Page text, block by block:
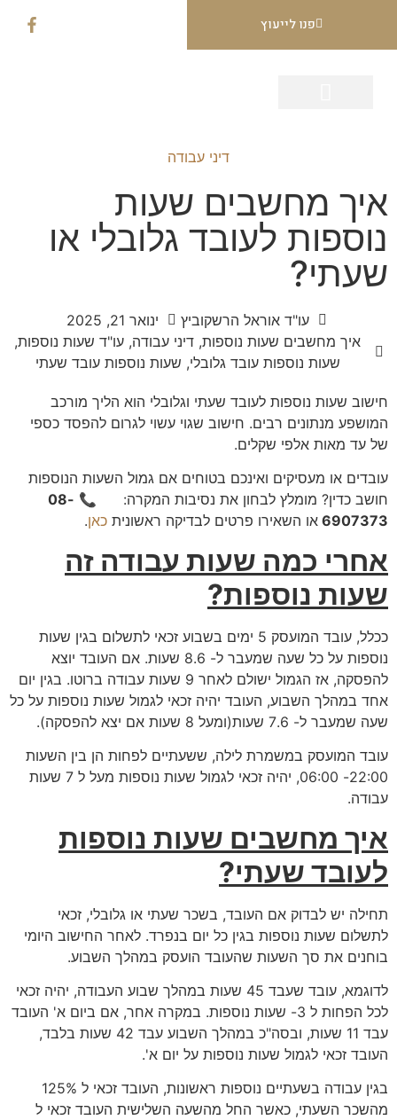
פנו לייעוץ
דיני עבודה
איך מחשבים שעות
נוספות לעובד גלובלי או
שעתי?
עו"ד אוראל הרשקוביץ
ינואר 21, 2025
איך מחשבים שעות נוספות, דיני עבודה, עו"ד שעות נוספות,
שעות נוספות עובד גלובלי, שעות נוספות עובד שעתי
חישוב שעות נוספות לעובד שעתי וגלובלי הוא הליך מורכב
המושפע מנתונים רבים. חישוב שגוי עשוי לגרום להפסד כספי
של עד מאות אלפי שקלים.
עובדים או מעסיקים ואינכם בטוחים אם גמול השעות הנוספות
חושב כדין? מומלץ לבחון את נסיבות המקרה: 📞 08-
6907373 או השאירו פרטים לבדיקה ראשונית כאן.
אחרי כמה שעות עבודה זה
שעות נוספות?
ככלל, עובד המועסק 5 ימים בשבוע זכאי לתשלום בגין שעות
נוספות על כל שעה שמעבר ל- 8.6 שעות. אם העובד יוצא
להפסקה, אז הגמול ישולם לאחר 9 שעות עבודה ברוטו. בגין יום
אחד במהלך השבוע, העובד יהיה זכאי לגמול שעות נוספות על כל
שעה שמעבר ל- 7.6 שעות(ומעל 8 שעות אם יצא להפסקה).
עובד המועסק במשמרת לילה, ששעתיים לפחות הן בין השעות
22:00- 06:00, יהיה זכאי לגמול שעות נוספות מעל ל 7 שעות
עבודה.
איך מחשבים שעות נוספות
לעובד שעתי?
תחילה יש לבדוק אם העובד, בשכר שעתי או גלובלי, זכאי
לתשלום שעות נוספות בגין כל יום בנפרד. לאחר החישוב היומי
בוחנים את סך השעות שהעובד הועסק במהלך השבוע.
לדוגמא, עובד שעבד 45 שעות במהלך שבוע העבודה, יהיה זכאי
לכל הפחות ל 3- שעות נוספות. במקרה אחר, אם ביום א' העובד
עבד 11 שעות, ובסה"כ במהלך השבוע עבד 42 שעות בלבד,
העובד זכאי לגמול שעות נוספות על יום א'.
בגין עבודה בשעתיים נוספות ראשונות, העובד זכאי ל 125%
מהשכר השעתי, כאשר החל מהשעה השלישית העובד זכאי ל